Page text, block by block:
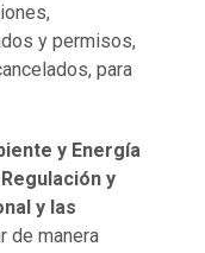
y permisos,
para
y Energía
y
y las
de manera